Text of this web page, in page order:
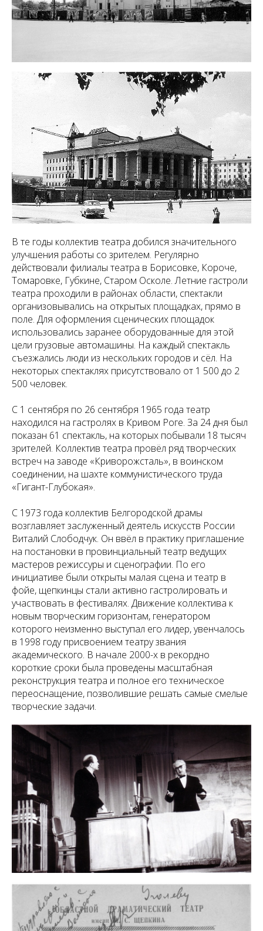
В те годы коллектив театра добился значительного
улучшения работы со зрителем. Регулярно
действовали филиалы театра в Борисовке, Короче,
Томаровке, Губкине, Старом Осколе. Летние гастроли
театра проходили в районах области, спектакли
организовывались на открытых площадках, прямо в
поле. Для оформления сценических площадок
использовались заранее оборудованные для этой
цели грузовые автомашины. На каждый спектакль
съезжались люди из нескольких городов и сёл. На
некоторых спектаклях присутствовало от 1 500 до 2
500 человек.
С 1 сентября по 26 сентября 1965 года театр
находился на гастролях в Кривом Роге. За 24 дня был
показан 61 спектакль, на которых побывали 18 тысяч
зрителей. Коллектив театра провёл ряд творческих
встреч на заводе «Криворожсталь», в воинском
соединении, на шахте коммунистического труда
«Гигант-Глубокая».
С 1973 года коллектив Белгородской драмы
возглавляет заслуженный деятель искусств России
Виталий Слободчук. Он ввёл в практику приглашение
на постановки в провинциальный театр ведущих
мастеров режиссуры и сценографии. По его
инициативе были открыты малая сцена и театр в
фойе, щепкинцы стали активно гастролировать и
участвовать в фестивалях. Движение коллектива к
новым творческим горизонтам, генератором
которого неизменно выступал его лидер, увенчалось
в 1998 году присвоением театру звания
академического. В начале 2000-х в рекордно
короткие сроки была проведены масштабная
реконструкция театра и полное его техническое
переоснащение, позволившие решать самые смелые
творческие задачи.